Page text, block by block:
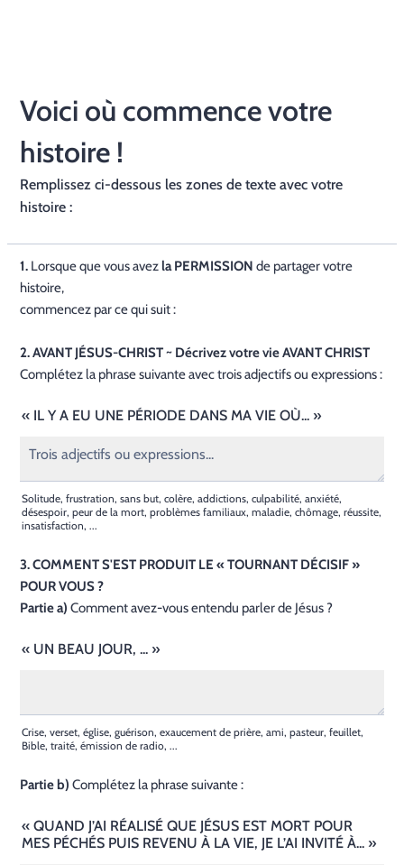
Voici où commence votre
histoire !
Remplissez ci-dessous les zones de texte avec votre
histoire :
1. Lorsque que vous avezla PERMISSION de partager votre
histoire,
commencez par ce qui suit :
2. AVANT JÉSUS-CHRIST ~ Décrivez votre vie AVANT CHRIST
Complétez la phrase suivante avec trois adjectifs ou expressions :
« IL Y A EU UNE PÉRIODE DANS MA VIE OÙ... »
Solitude, frustration, sans but, colère, addictions, culpabilité, anxiété,
désespoir, peur de la mort, problèmes familiaux, maladie, chômage, réussite,
insatisfaction, ...
3. COMMENT S'EST PRODUIT LE « TOURNANT DÉCISIF »
POUR VOUS ?
Partie a) Comment avez-vous entendu parler de Jésus ?
« UN BEAU JOUR, ... »
Crise, verset, église, guérison, exaucement de prière, ami, pasteur, feuillet,
Bible, traité, émission de radio, ...
Partie b) Complétez la phrase suivante :
« QUAND J’AI RÉALISÉ QUE JÉSUS EST MORT POUR
MES PÉCHÉS PUIS REVENU À LA VIE, JE L’AI INVITÉ À... »